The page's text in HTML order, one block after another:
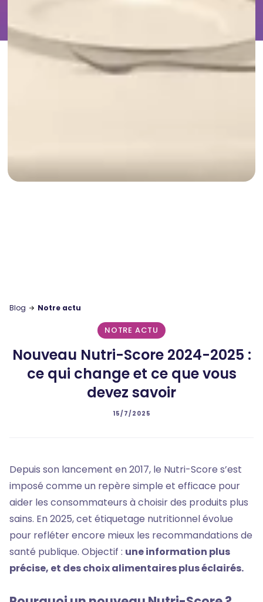
Blog Notre actu
NOTRE ACTU
Nouveau Nutri-Score 2024-2025 :
ce qui change et ce que vous
devez savoir
15/7/2025
Depuis son lancement en 2017, le Nutri-Score s’est
imposé comme un repère simple et efficace pour
aider les consommateurs à choisir des produits plus
sains. En 2025, cet étiquetage nutritionnel évolue
pour refléter encore mieux les recommandations de
santé publique. Objectif : une information plus
précise, et des choix alimentaires plus éclairés.